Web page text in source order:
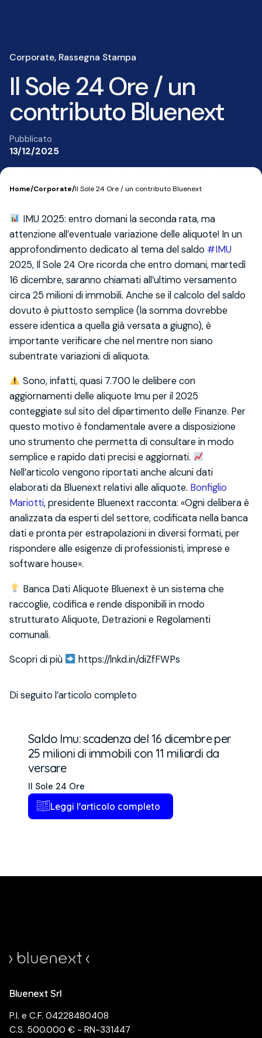
Corporate Rassegna Stampa
Il Sole 24 Ore / un
contributo Bluenext
Pubblicato
13/12/2025
Home/Corporate/Il Sole 24 Ore / un contributo Bluenext
IMU 2025: entro domani la seconda rata, ma
attenzione all’eventuale variazione delle aliquote! In un
approfondimento dedicato al tema del saldo #IMU
2025, Il Sole 24 Ore ricorda che entro domani, martedì
16 dicembre, saranno chiamati all’ultimo versamento
circa 25 milioni di immobili. Anche se il calcolo del saldo
dovuto è piuttosto semplice (la somma dovrebbe
essere identica a quella già versata a giugno), è
importante verificare che nel mentre non siano
subentrate variazioni di aliquota.
Sono, infatti, quasi 7.700 le delibere con
aggiornamenti delle aliquote Imu per il 2025
conteggiate sul sito del dipartimento delle Finanze. Per
questo motivo è fondamentale avere a disposizione
uno strumento che permetta di consultare in modo
semplice e rapido dati precisi e aggiornati.
Nell’articolo vengono riportati anche alcuni dati
elaborati da Bluenext relativi alle aliquote. Bonfiglio
Mariotti, presidente Bluenext racconta: «Ogni delibera è
analizzata da esperti del settore, codificata nella banca
dati e pronta per estrapolazioni in diversi formati, per
rispondere alle esigenze di professionisti, imprese e
software house».
Banca Dati Aliquote Bluenext è un sistema che
raccoglie, codifica e rende disponibili in modo
strutturato Aliquote, Detrazioni e Regolamenti
comunali.
Scopri di più https://lnkd.in/diZfFWPs
Di seguito l’articolo completo
Saldo Imu: scadenza del 16 dicembre per
25 milioni di immobili con 11 miliardi da
versare
Il Sole 24 Ore
Leggi l'articolo completo
Bluenext Srl
P.I. e C.F. 04228480408
C.S. 500.000 € - RN-331447